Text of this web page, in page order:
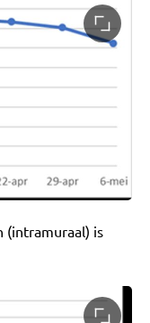
(intramuraal) is